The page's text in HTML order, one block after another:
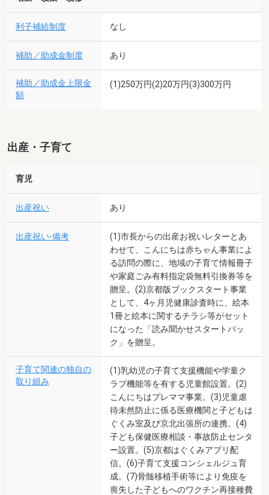
利子補給制度 なし
補助／助成金制度 あり
補助／助成金上限金
額
(1)250万円(2)20万円(3)300万円
出産・子育て
育児
出産祝い あり
出産祝い-備考
(1)市長からの出産お祝いレターとあ
わせて、こんにちは赤ちゃん事業によ
る訪問の際に、地域の子育て情報冊子
や家庭ごみ有料指定袋無料引換券等を
贈呈。(2)京都版ブックスタート事業
として、4ヶ月児健康診査時に、絵本
1冊と絵本に関するチラシ等がセット
になった「読み聞かせスタートパッ
ク」を贈呈。
子育て関連の独自の
取り組み
(1)乳幼児の子育て支援機能や学童ク
ラブ機能等を有する児童館設置。(2)
こんにちはプレママ事業。(3)児童虐
待未然防止に係る医療機関と子どもは
ぐくみ室及び京北出張所の連携。(4)
子ども保健医療相談・事故防止センタ
ー設置。(5)京都はぐくみアプリ配
信。(6)子育て支援コンシェルジュ育
成。(7)骨髄移植手術等により免疫を
喪失した子どもへのワクチン再接種費